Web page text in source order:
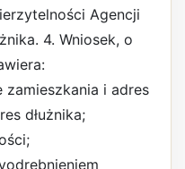
Agencji
4. Wniosek, o
zamieszkania i adres
dłużnika;